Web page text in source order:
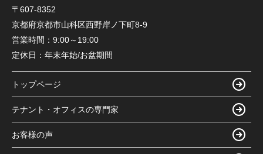
〒607-8352
京都府京都市山科区西野岸ノ下町8-9
営業時間： 9:00～19:00
定休日： 年末年始/お盆期間
トップページ
テナント・オフィスの専門家
お客様の声